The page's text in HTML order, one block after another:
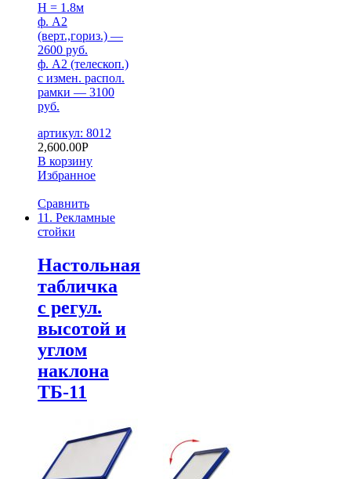
H = 1.8м
ф. А2
(верт.,гориз.) —
2600 руб.
ф. А2 (телескоп.)
с измен. распол.
рамки — 3100
руб.
артикул: 8012
2,600.00Р
В корзину
Избранное
Сравнить
11. Рекламные
стойки
Настольная
табличка
с регул.
высотой и
углом
наклона
ТБ-11